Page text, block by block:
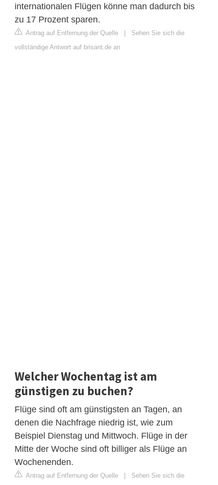
internationalen Flügen könne man dadurch bis
zu 17 Prozent sparen.
Antrag auf Entfernung der Quelle | Sehen Sie sich die
vollständige Antwort auf brisant.de an
Welcher Wochentag ist am
günstigen zu buchen?
Flüge sind oft am günstigsten an Tagen, an
denen die Nachfrage niedrig ist, wie zum
Beispiel Dienstag und Mittwoch. Flüge in der
Mitte der Woche sind oft billiger als Flüge an
Wochenenden.
Antrag auf Entfernung der Quelle | Sehen Sie sich die